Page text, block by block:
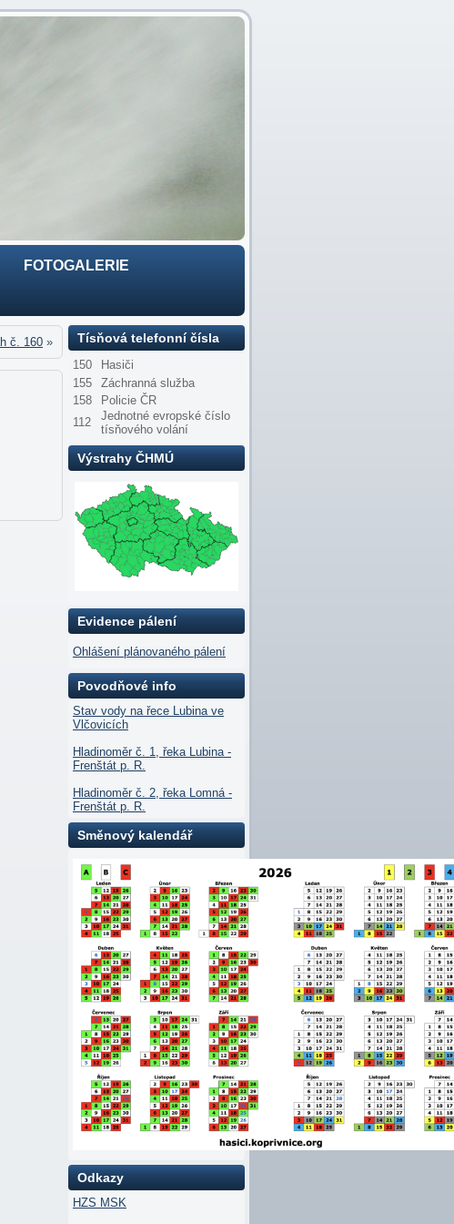
FOTOGALERIE
č. 160 » Tísňová telefonní čísla
150
Hasiči
155
Záchranná služba
158
Policie ČR
112
Jednotné evropské číslo
tísňového volání
Výstrahy ČHMÚ
Evidence pálení
Ohlášení plánovaného pálení
Povodňové info
Stav vody na řece Lubina ve
Vlčovicích
Hladinoměr č. 1, řeka Lubina -
Frenštát p. R.
Hladinoměr č. 2, řeka Lomná -
Frenštát p. R.
Směnový kalendář
Odkazy
HZS MSK